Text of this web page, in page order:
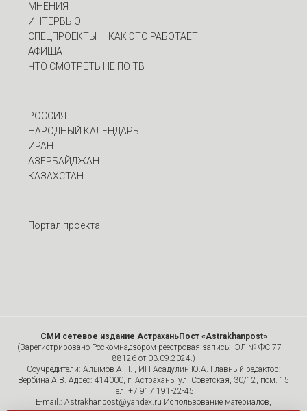
МНЕНИЯ
ИНТЕРВЬЮ
CПЕЦПРОЕКТЫ — КАК ЭТО РАБОТАЕТ
АФИША
ЧТО СМОТРЕТЬ НЕ ПО ТВ
РОССИЯ
НАРОДНЫЙ КАЛЕНДАРЬ
ИРАН
АЗЕРБАЙДЖАН
КАЗАХСТАН
Портал проекта
СМИ сетевое издание АстраханьПост «Astrakhanpost»
(Зарегистрировано Роскомнадзором реестровая запись: ЭЛ № ФС 77 —
88126 от 03.09.2024.)
Соучредители: Алымов А.Н. , ИП Асадулин Ю.А. Главный редактор:
Вербина А.В. Адрес: 414000, г. Астрахань, ул. Советская, 30/12, пом. 15
Тел. +7 917 191-22-45.
E-mail.: Astrakhanpost@yandex.ru Использование материалов,